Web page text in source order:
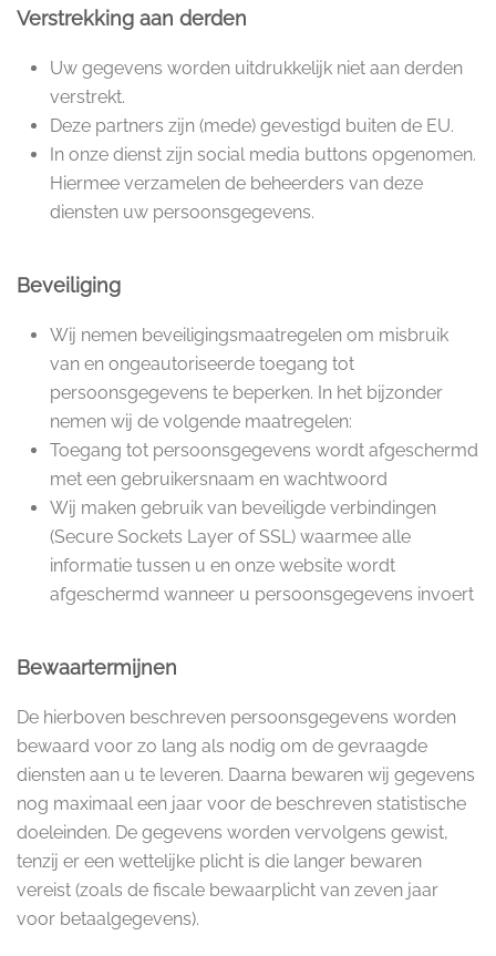
Verstrekking aan derden
Uw gegevens worden uitdrukkelijk niet aan derden
verstrekt.
Deze partners zijn (mede) gevestigd buiten de EU.
In onze dienst zijn social media buttons opgenomen.
Hiermee verzamelen de beheerders van deze
diensten uw persoonsgegevens.
Beveiliging
Wij nemen beveiligingsmaatregelen om misbruik
van en ongeautoriseerde toegang tot
persoonsgegevens te beperken. In het bijzonder
nemen wij de volgende maatregelen:
Toegang tot persoonsgegevens wordt afgeschermd
met een gebruikersnaam en wachtwoord
Wij maken gebruik van beveiligde verbindingen
(Secure Sockets Layer of SSL) waarmee alle
informatie tussen u en onze website wordt
afgeschermd wanneer u persoonsgegevens invoert
Bewaartermijnen
De hierboven beschreven persoonsgegevens worden
bewaard voor zo lang als nodig om de gevraagde
diensten aan u te leveren. Daarna bewaren wij gegevens
nog maximaal een jaar voor de beschreven statistische
doeleinden. De gegevens worden vervolgens gewist,
tenzij er een wettelijke plicht is die langer bewaren
vereist (zoals de fiscale bewaarplicht van zeven jaar
voor betaalgegevens).